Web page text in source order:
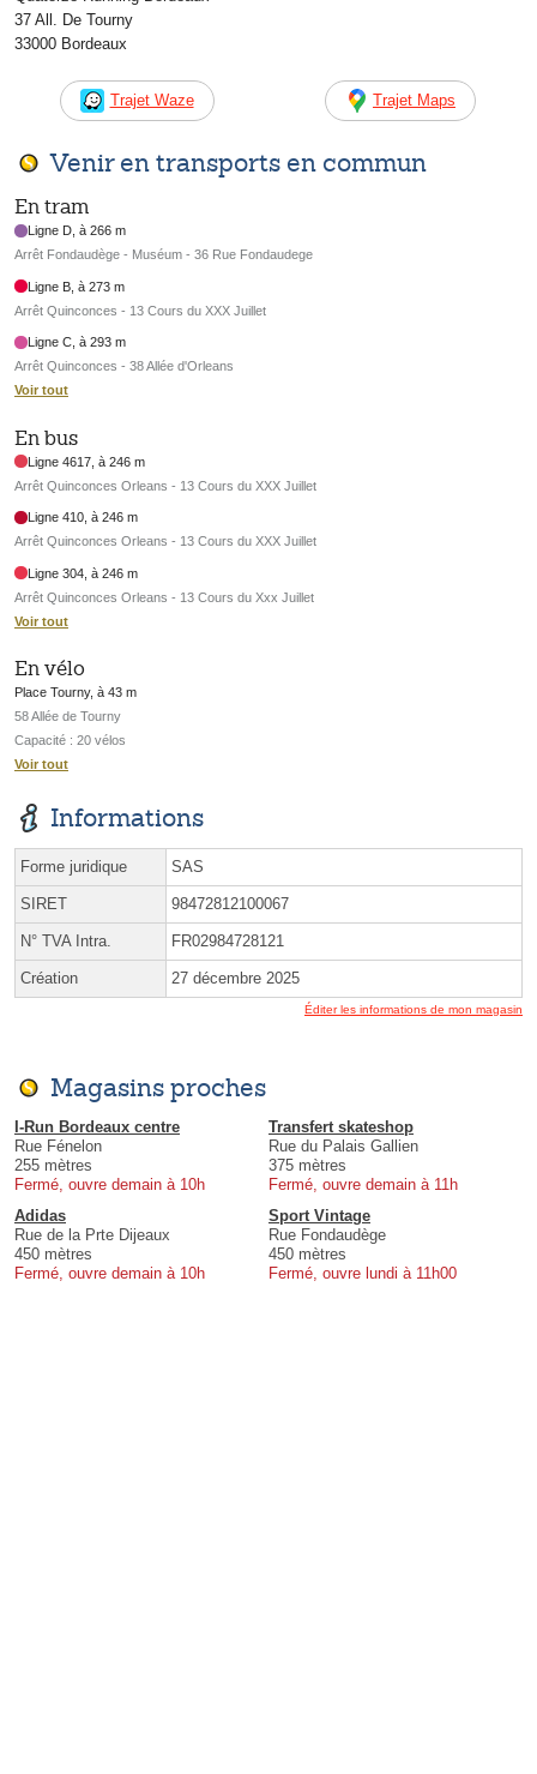
37 All. De Tourny
33000 Bordeaux
Trajet Waze Trajet Maps
Venir en transports en commun
En tram
Ligne D, à 266 m
Arrêt Fondaudège - Muséum - 36 Rue Fondaudege
Ligne B, à 273 m
Arrêt Quinconces - 13 Cours du XXX Juillet
Ligne C, à 293 m
Arrêt Quinconces - 38 Allée d'Orleans
Voir tout
En bus
Ligne 4617, à 246 m
Arrêt Quinconces Orleans - 13 Cours du XXX Juillet
Ligne 410, à 246 m
Arrêt Quinconces Orleans - 13 Cours du XXX Juillet
Ligne 304, à 246 m
Arrêt Quinconces Orleans - 13 Cours du Xxx Juillet
Voir tout
En vélo
Place Tourny, à 43 m
58 Allée de Tourny
Capacité : 20 vélos
Voir tout
Informations
Forme juridique SAS
SIRET 98472812100067
N° TVA Intra. FR02984728121
Création 27 décembre 2025
Éditer les informations de mon magasin
Magasins proches
I-Run Bordeaux centre
Rue Fénelon
255 mètres
Fermé, ouvre demain à 10h
Transfert skateshop
Rue du Palais Gallien
375 mètres
Fermé, ouvre demain à 11h
Adidas
Rue de la Prte Dijeaux
450 mètres
Fermé, ouvre demain à 10h
Sport Vintage
Rue Fondaudège
450 mètres
Fermé, ouvre lundi à 11h00